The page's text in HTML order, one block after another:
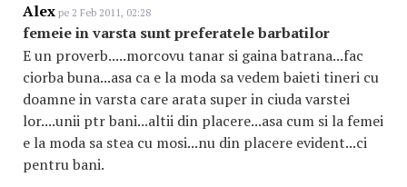
Alex pe 2 Feb 2011, 02:28
femeie in varsta sunt preferatele barbatilor
E un proverb.....morcovu tanar si gaina batrana...fac
ciorba buna...asa ca e la moda sa vedem baieti tineri cu
doamne in varsta care arata super in ciuda varstei
lor....unii ptr bani...altii din placere...asa cum si la femei
e la moda sa stea cu mosi...nu din placere evident...ci
pentru bani.